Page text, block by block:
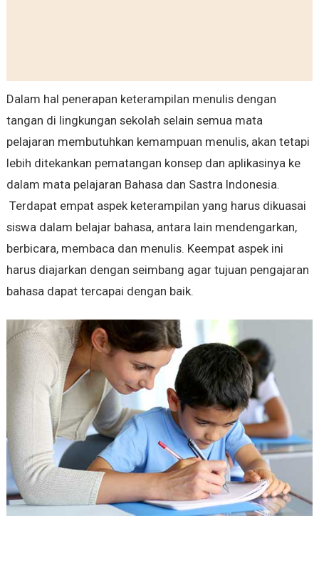
Dalam hal penerapan keterampilan menulis dengan
tangan di lingkungan sekolah selain semua mata
pelajaran membutuhkan kemampuan menulis, akan tetapi
lebih ditekankan pematangan konsep dan aplikasinya ke
dalam mata pelajaran Bahasa dan Sastra Indonesia.
Terdapat empat aspek keterampilan yang harus dikuasai
siswa dalam belajar bahasa, antara lain mendengarkan,
berbicara, membaca dan menulis. Keempat aspek ini
harus diajarkan dengan seimbang agar tujuan pengajaran
bahasa dapat tercapai dengan baik.